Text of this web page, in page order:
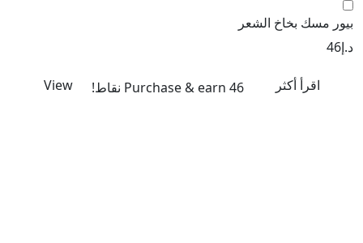
بيور مسك بخاخ الشعر
د.إ46
اقرأ أكثر Purchase & earn 46 نقاط! View